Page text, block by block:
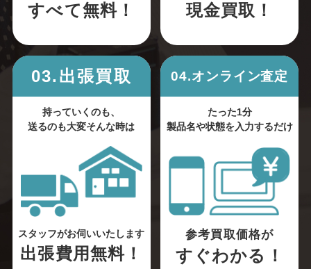
すべて無料！ 現金買取！
03.出張買取
持っていくのも、
送るのも大変そんな時は
スタッフがお伺いいたします
出張費用無料！
04.オンライン査定
たった1分
製品名や状態を入力するだけ
参考買取価格が
すぐわかる！